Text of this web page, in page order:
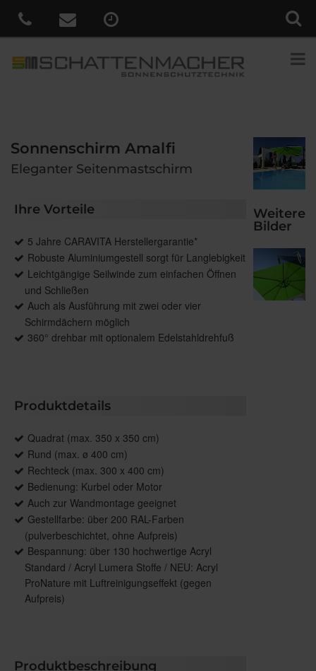
Sonnenschirm Amalfi
Eleganter Seitenmastschirm
Ihre Vorteile
5 Jahre CARAVITA Herstellergarantie*
Robuste Aluminiumgestell sorgt für Langlebigkeit
Leichtgängige Seilwinde zum einfachen Öffnen
und Schließen
Auch als Ausführung mit zwei oder vier
Schirmdächern möglich
360° drehbar mit optionalem Edelstahldrehfuß
Produktdetails
Quadrat (max. 350 x 350 cm)
Rund (max. ø 400 cm)
Rechteck (max. 300 x 400 cm)
Bedienung: Kurbel oder Motor
Auch zur Wandmontage geeignet
Gestellfarbe: über 200 RAL-Farben
(pulverbeschichtet, ohne Aufpreis)
Bespannung: über 130 hochwertige Acryl
Standard / Acryl Lumera Stoffe / NEU: Acryl
ProNature mit Luftreinigungseffekt (gegen
Aufpreis)
Produktbeschreibung
Weitere
Bilder